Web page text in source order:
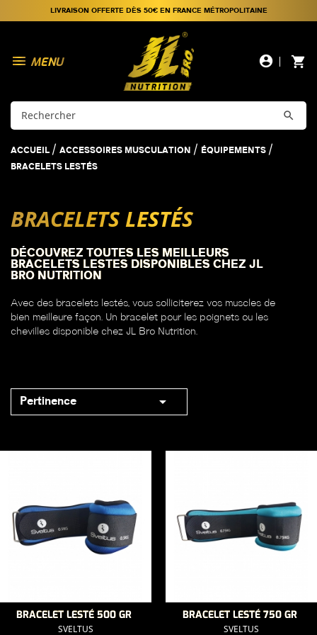
LIVRAISON OFFERTE DÈS 50€ EN FRANCE MÉTROPOLITAINE
 account_circle shopping_cart

ACCUEIL ACCESSOIRES MUSCULATION
ÉQUIPEMENTS
BRACELETS LESTÉS
BRACELETS LESTÉS
DÉCOUVREZ TOUTES LES MEILLEURS
BRACELETS LESTES DISPONIBLES CHEZ JL
BRO NUTRITION
Avec des bracelets lestés, vous solliciterez vos muscles de
bien meilleure façon. Un bracelet pour les poignets ou les
chevilles disponible chez JL Bro Nutrition.
Pertinence 
BRACELET LESTÉ 500 GR
SVELTUS
BRACELET LESTÉ 750 GR
SVELTUS